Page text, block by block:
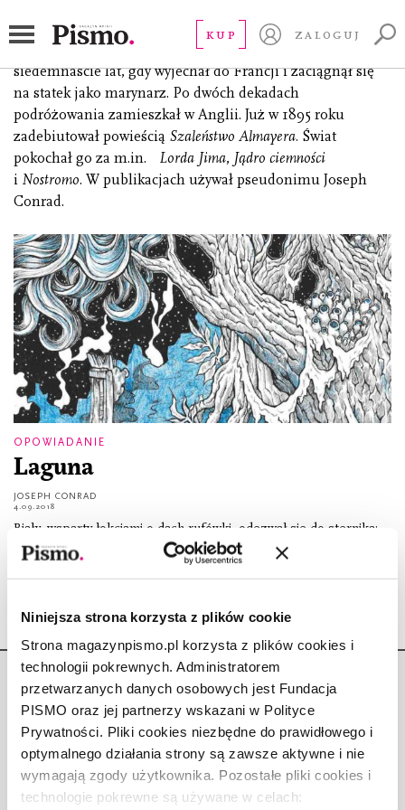
Niniejsza strona korzysta z plików cookie
Strona magazynpismo.pl korzysta z plików cookies i
technologii pokrewnych. Administratorem
przetwarzanych danych osobowych jest Fundacja
PISMO oraz jej partnerzy wskazani w Polityce
Prywatności. Pliki cookies niezbędne do prawidłowego i
optymalnego działania strony są zawsze aktywne i nie
wymagają zgody użytkownika. Pozostałe pliki cookies i
technologie pokrewne są używane w celach:
KUP ZALOGUJ
Józef Teodor Konrad Korzeniowski (ur. 1857). Miał
siedemnaście lat, gdy wyjechał do Francji i zaciągnął się
na statek jako marynarz. Po dwóch dekadach
podróżowania zamieszkał w Anglii. Już w 1895 roku
zadebiutował powieścią Szaleństwo Almayera. Świat
pokochał go za m.in.
Lorda Jima, Jądro ciemności
i Nostromo. W publikacjach używał pseudonimu Joseph
Conrad.
OPOWIADANIE
Laguna
JOSEPH CONRAD
4.09.2018
Biały, wsparty łokciami o dach rufówki, odezwał się do sternika: –
Zatrzymamy się na noc na polanie u Arsata.
Copyright © Fundacja Pismo